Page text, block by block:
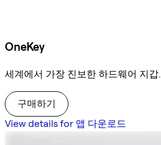
OneKey
세계에서 가장 진보한 하드웨어 지갑.
구매하기
View details for 앱 다운로드